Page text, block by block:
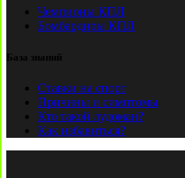
Чемпионы КПЛ
Бомбардиры КПЛ
База знаний
Ставки на спорт
Причины и симптомы
Кто такой лудоман?
Как избавиться?